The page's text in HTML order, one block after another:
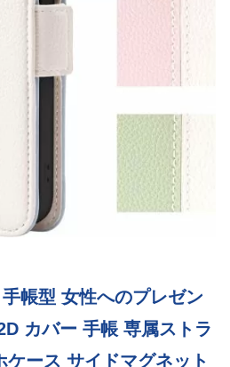
帳型 女性へのプレゼン
カバー 手帳 専属ストラ
ケース サイドマグネット